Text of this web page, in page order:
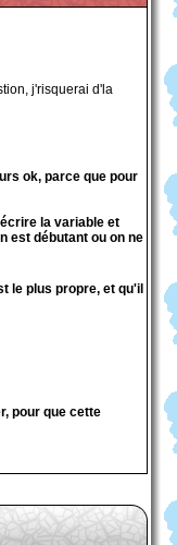
j'risquerai d'la
ok, parce que pour
la variable et
est débutant ou on ne
le plus propre, et qu'il
pour que cette